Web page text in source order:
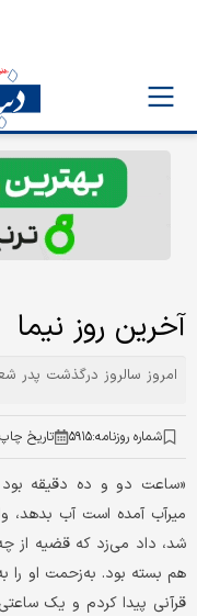
آخرین روز نیما
امروز سالروز درگذشت پدر
شماره روزنامه:۵۹۱۵ تاریخ
«ساعت دو و ده دقیقه
میرآب آمده است آب بدهد،
شد، داد می‌زد که قضیه از
هم بسته بود. به‌‌زحمت او را
قرآنی پیدا کردم و یک